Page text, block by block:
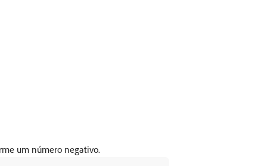
um número negativo.